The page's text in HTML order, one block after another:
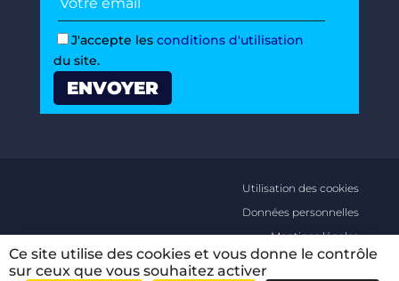
J'accepte les conditions d'utilisation
du site.
Utilisation des cookies
Données personnelles
Mentions légales
Conditions générales d’utilisations
Ce site utilise des cookies et vous donne le contrôle
sur ceux que vous souhaitez activer